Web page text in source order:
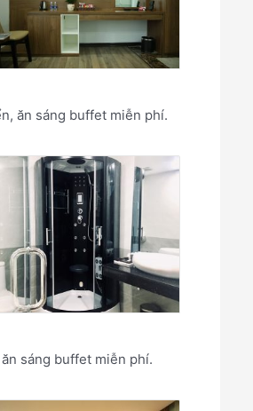
ăn sáng buffet miễn phí.
sáng buffet miễn phí.